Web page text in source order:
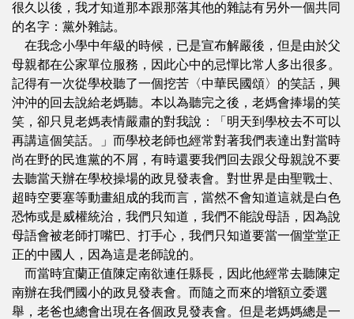
很久以後，我才知道那本跟那落其他的雜誌有另外一個共同
的名字：黨外雜誌。
在我念小學中年級的時候，已是宣布解嚴後，但是由於父
母親都在公家單位服務，因此心中的忌憚比常人多出很多。
記得有一次從學校聽了一個挖苦〈中華民國頌〉的笑話，興
沖沖的回去說給老媽聽。本以為聽完之後，老媽會捧場的笑
笑，卻只見老媽表情嚴肅的對我說：「明天到學校去不可以
再講這個笑話。」而學校老師也經常對著我們表達出對當時
尚在野的民進黨的不屑，有時還要我們回去跟父母親說不要
去聽當天辦在學校操場的政見發表會。對世界是由聖戰士、
超時空要塞等動畫組成的我而言，當然不會知道這就是白色
恐怖或是威權統治，我們只知道，我們不能說母語，因為說
母語會被老師打嘴巴、打手心，我們只知道要當一個堂堂正
正的中國人，因為這是老師說的。
而當時宜蘭正值陳定南欲連任縣長，因此他經常去聽陳定
南辦在我們國小的政見發表會。而隨之而來的增額立委選
舉，老爸也總會出現在各個政見發表會。但是老媽媽總是一